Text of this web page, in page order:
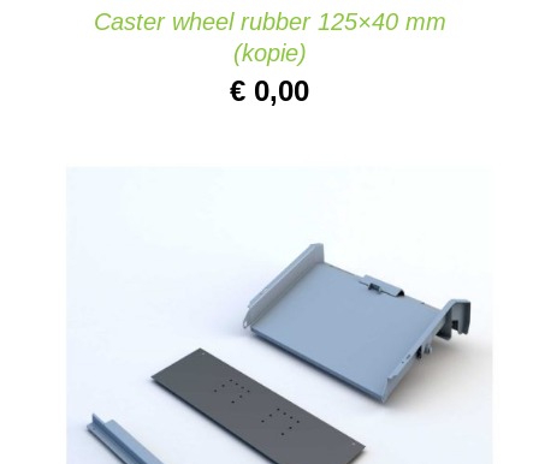
Caster wheel rubber 125×40 mm
(kopie)
€ 0,00
AGGIUNGI AL CARRELLO